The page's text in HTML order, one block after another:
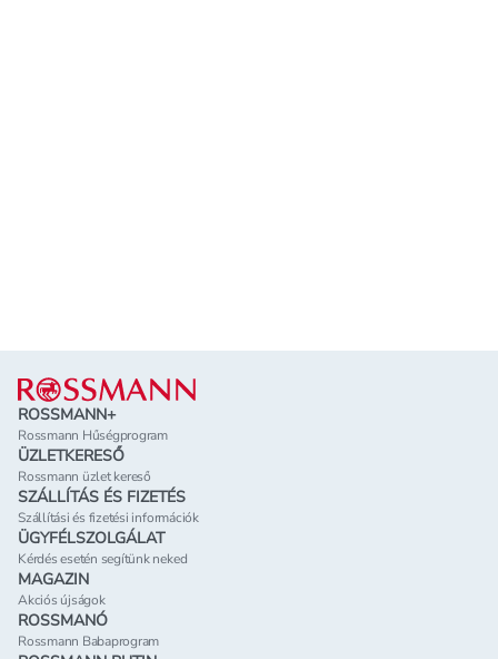
Lábléc
ROSSMANN+
Rossmann Hűségprogram
ÜZLETKERESŐ
Rossmann üzlet kereső
SZÁLLÍTÁS ÉS FIZETÉS
Szállítási és fizetési információk
ÜGYFÉLSZOLGÁLAT
Kérdés esetén segítünk neked
MAGAZIN
Akciós újságok
ROSSMANÓ
Rossmann Babaprogram